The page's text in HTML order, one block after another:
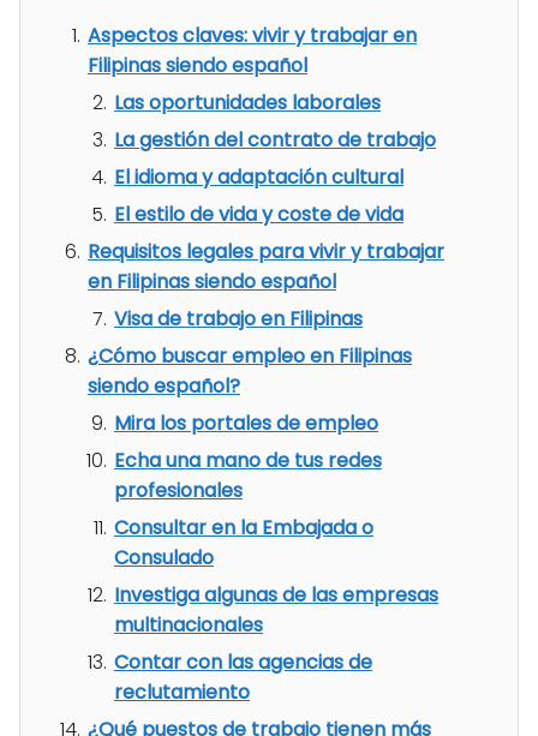
Aspectos claves: vivir y trabajar en
Filipinas siendo español
Las oportunidades laborales
La gestión del contrato de trabajo
El idioma y adaptación cultural
El estilo de vida y coste de vida
Requisitos legales para vivir y trabajar
en Filipinas siendo español
Visa de trabajo en Filipinas
¿Cómo buscar empleo en Filipinas
siendo español?
Mira los portales de empleo
Echa una mano de tus redes
profesionales
Consultar en la Embajada o
Consulado
Investiga algunas de las empresas
multinacionales
Contar con las agencias de
reclutamiento
¿Qué puestos de trabajo tienen más